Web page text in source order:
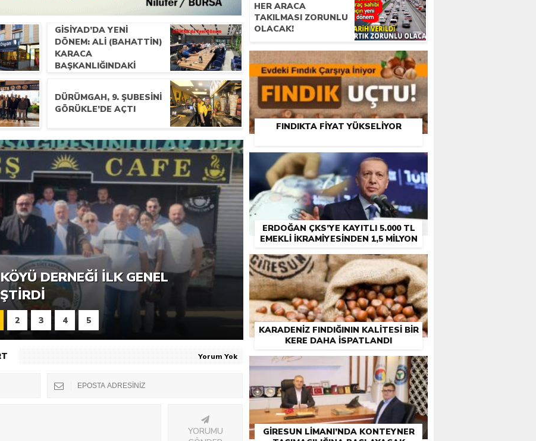
GİSİYAD’DA YENI
DÖNEM: ALI (BAHATTIN)
KARACA
BAŞKANLIĞINDAKI
TOPLANTISINI
GERÇEKLEŞTIRDI
DÜRÜMGAH, 9. ŞUBESINI
GÖRÜKLE’DE AÇTI
PIKNIK ŞÖLENI YOĞUN
DERNEĞI İLK GENEL
2 3 4 5
Yorum Yok
YORUMU
HER ARACA
TAKILMASI ZORUNLU
OLACAK!
FINDIKTA FIYAT YÜKSELIYOR
ERDOĞAN ÇKS’YE KAYITLI 5.000 TL
EMEKLI İKRAMIYESINDEN 1,5 MILYON
KARADENIZ FINDIĞININ KALITESI BIR
KERE DAHA ISPATLANDI
GIRESUN LIMANI’NDA KONTEYNER